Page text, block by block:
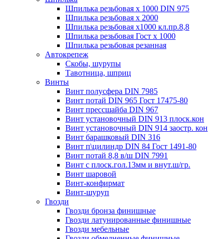
Шпилька резьбовая х 1000 DIN 975
Шпилька резьбовая х 2000
Шпилька резьбовая х1000 кл.пр.8,8
Шпилька резьбовая Гост х 1000
Шпилька резьбовая резанная
Автокрепеж
Скобы, шурупы
Тавотница, шприц
Винты
Винт полусфера DIN 7985
Винт потай DIN 965 Гост 17475-80
Винт прессшайба DIN 967
Винт установочный DIN 913 плоск.кон
Винт установочный DIN 914 заостр. кон
Винт барашковый DIN 316
Винт п\цилиндр DIN 84 Гост 1491-80
Винт потай 8,8 в/ш DIN 7991
Винт с плоск.гол.13мм и внут.ш/гр.
Винт шаровой
Винт-конфирмат
Винт-шуруп
Гвозди
Гвозди бронза финишные
Гвозди латунированные финишные
Гвозди мебельные